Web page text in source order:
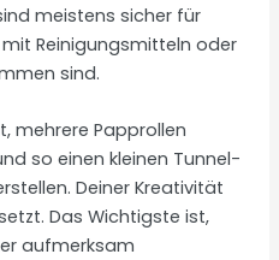
meistens sicher für
Reinigungsmitteln oder
sind.
mehrere Papprollen
so einen kleinen Tunnel-
Deiner Kreativität
Das Wichtigste ist,
aufmerksam